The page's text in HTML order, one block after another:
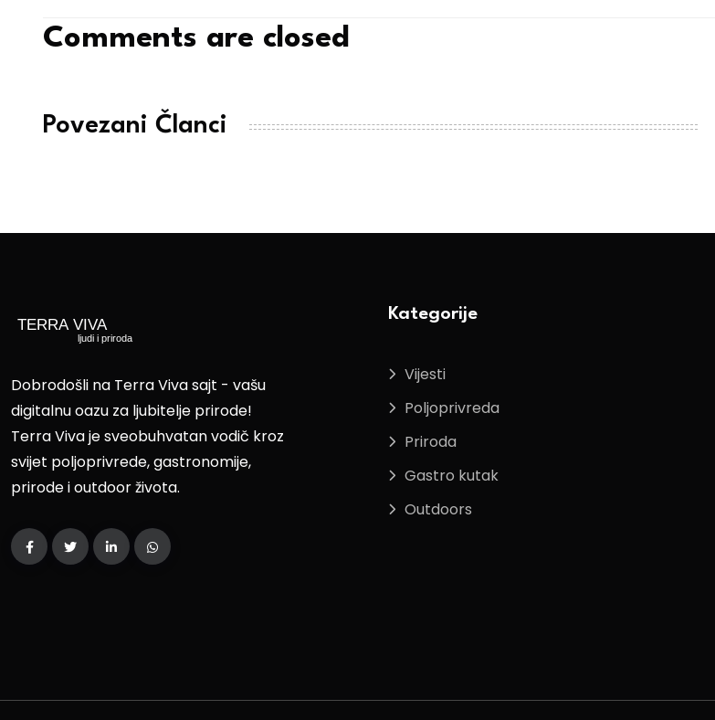
Comments are closed
Povezani Članci
Dobrodošli na Terra Viva sajt - vašu
digitalnu oazu za ljubitelje prirode!
Terra Viva je sveobuhvatan vodič kroz
svijet poljoprivrede, gastronomije,
prirode i outdoor života.
Kategorije
Vijesti
Poljoprivreda
Priroda
Gastro kutak
Outdoors